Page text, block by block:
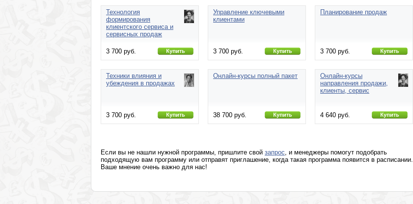
Технология
формирования
клиентского сервиса и
сервисных продаж
3 700 руб.
Управление ключевыми
клиентами
3 700 руб.
Планирование продаж
3 700 руб.
Техники влияния и
убеждения в продажах
3 700 руб.
Онлайн-курсы полный пакет
38 700 руб.
Онлайн-курсы
направления продажи,
клиенты, сервис
4 640 руб.
Если вы не нашли нужной программы, пришлите свой запрос, и менеджеры помогут подобрать
подходящую вам программу или отправят приглашение, когда такая программа появится в расписании.
Ваше мнение очень важно для нас!